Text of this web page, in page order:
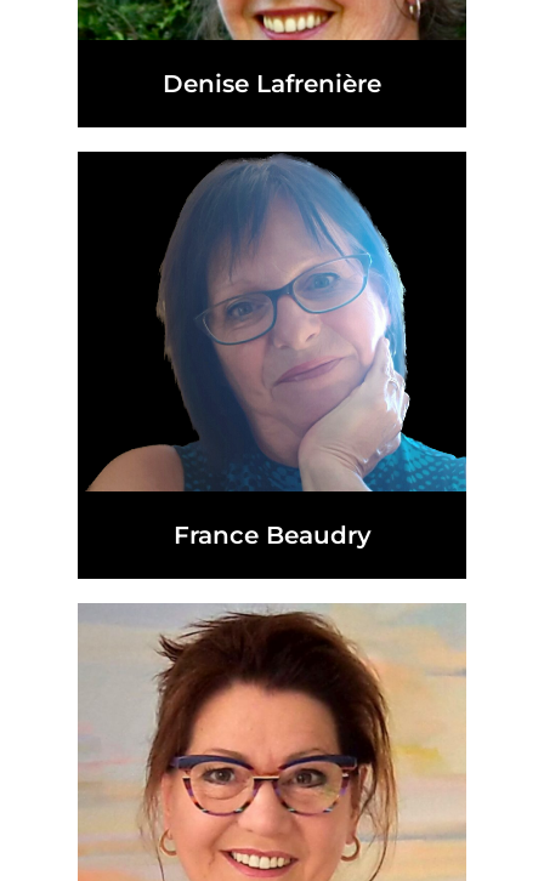
Denise Lafrenière
France Beaudry